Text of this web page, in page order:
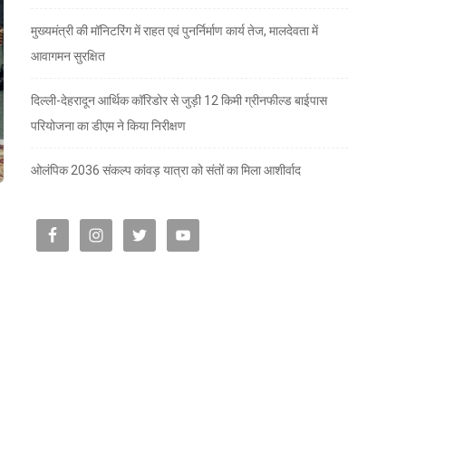
मुख्यमंत्री की मॉनिटरिंग में राहत एवं पुनर्निर्माण कार्य तेज, मालदेवता में
आवागमन सुरक्षित
दिल्ली-देहरादून आर्थिक कॉरिडोर से जुड़ी 12 किमी ग्रीनफील्ड बाईपास
परियोजना का डीएम ने किया निरीक्षण
ओलंपिक 2036 संकल्प कांवड़ यात्रा को संतों का मिला आशीर्वाद